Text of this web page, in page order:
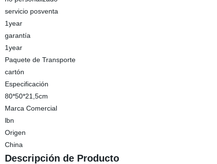
servicio posventa
1year
garantía
1year
Paquete de Transporte
cartón
Especificación
80*50*21,5cm
Marca Comercial
lbn
Origen
China
Descripción de Producto